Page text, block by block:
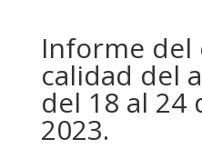
Informe del
calidad del
del 18 al 24
2023.